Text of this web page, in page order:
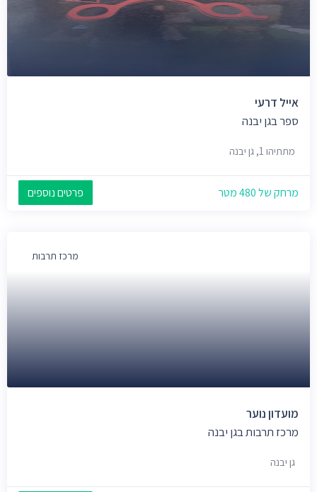
אייל דרעי
ספר בגן יבנה
מתתיהו 1, גן יבנה
מרחק של 480 מטר פרטים נוספים
מרכז תרבות
מועדון נוער
מרכז תרבות בגן יבנה
גן יבנה